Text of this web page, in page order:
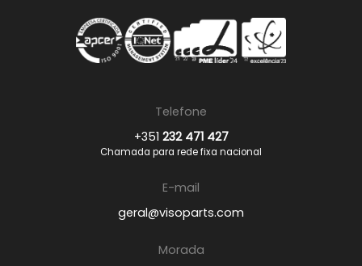
Telefone
+351 232 471 427
Chamada para rede fixa nacional
E-mail
geral@visoparts.com
Morada